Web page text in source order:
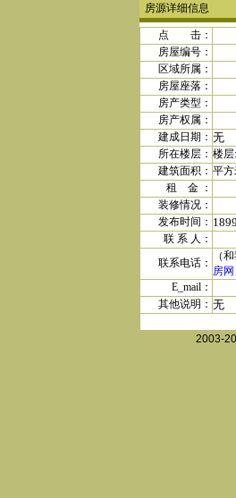
房源详细信息
点 击：
房屋编号：
区域所属：
房屋座落：
房产类型：
房产权属 ：
建成日期 ： 无
所在楼层： 楼层:
建筑面积： 平
租 金 ：
装修情况：
发布时间：
联 系 人：
联系电话：
（
房网
E_mail：
其他说明： 无
2003-